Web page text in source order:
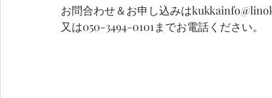
お問合わせ＆お申し込みは
又は050-3494-0101までお電話ください。